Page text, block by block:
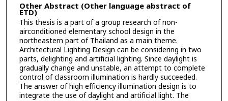
Other Abstract (Other language abstract of
ETD)
This thesis is a part of a group research of non-
airconditioned elementary school design in the
northeastern part of Thailand as a main theme.
Architectural Lighting Design can be considering in two
parts, delighting and artificial lighting. Since daylight is
gradually change and unstable, an attempt to complete
control of classroom illumination is hardly succeeded.
The answer of high efficiency illumination design is to
integrate the use of daylight and artificial light. The